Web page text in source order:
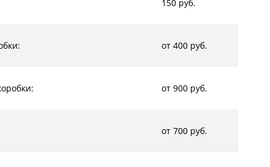
150 руб.
от 400 руб.
от 900 руб.
от 700 руб.